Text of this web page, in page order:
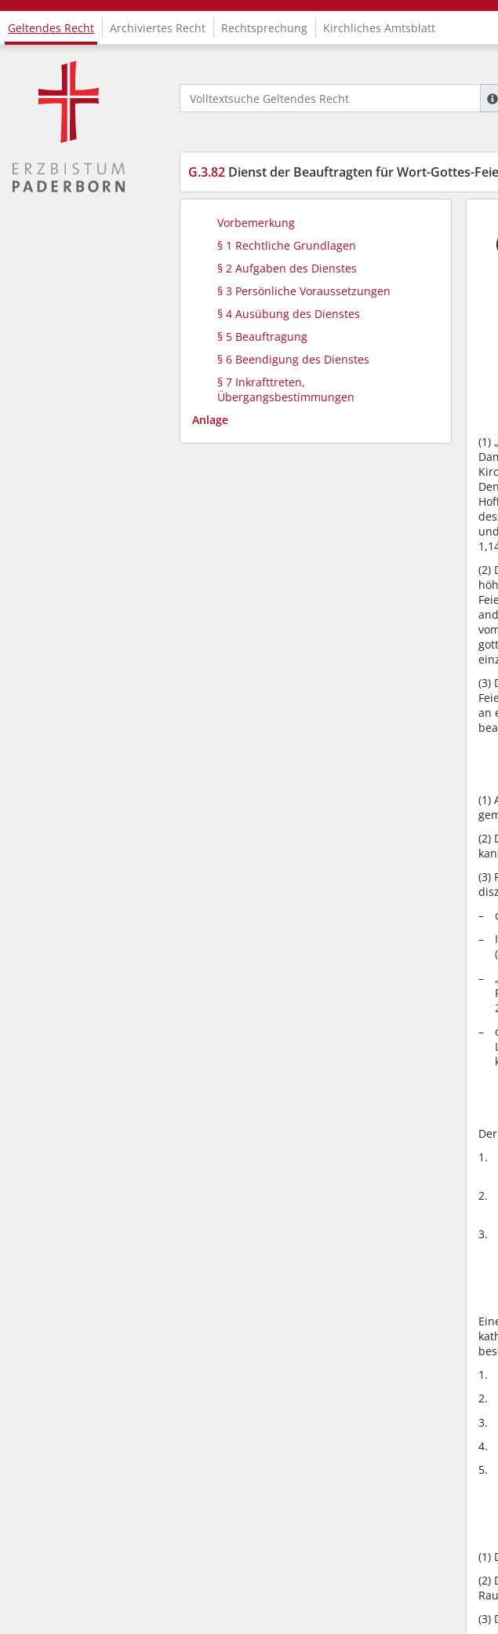
Logo Fachinformationssystem Kirchenrecht
Geltendes Recht Archiviertes Recht Rechtsprechung Kirchliches Amtsblatt
Volltextsuche Geltendes Recht
G.3.82 Dienst der Beauftragten für Wort-Gottes-
Vorbemerkung
§ 1 Rechtliche Grundlagen
§ 2 Aufgaben des Dienstes
§ 3 Persönliche Voraussetzungen
§ 4 Ausübung des Dienstes
§ 5 Beauftragung
§ 6 Beendigung des Dienstes
§ 7 Inkrafttreten,
Übergangsbestimmungen
Anlage
(1)
(2)
(3)
an
(1)
(2)
(3)
(1)
(2)
(3)